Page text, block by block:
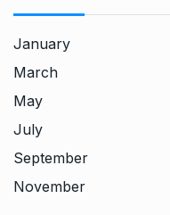
January
March
May
July
September
November